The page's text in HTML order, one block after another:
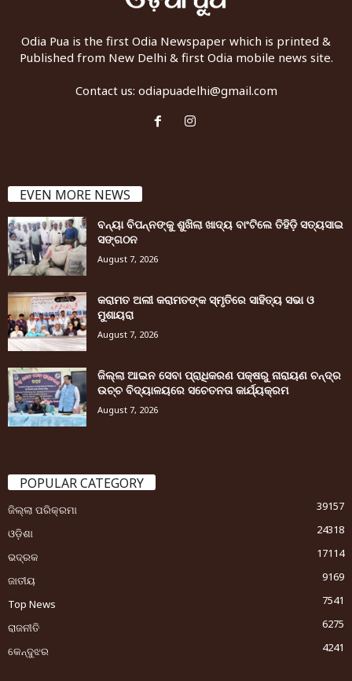
Odia Pua is the first Odia Newspaper which is printed &
Published from New Delhi & first Odia mobile news site.
Contact us: odiapuadelhi@gmail.com
EVEN MORE NEWS
ବନ୍ୟା ବିପନ୍ନଙ୍କୁ ଶୁଖିଲା ଖାଦ୍ୟ ବାଂଟିଲେ ତିହିଡି଼ ସତ୍ୟସାଇ
ସଙ୍ଗଠନ
August 7, 2026
କରାମତ ଅଲୀ କରାମତଙ୍କ ସ୍ମୃତିରେ ସାହିତ୍ୟ ସଭା ଓ
ମୁଶାୟରା
August 7, 2026
ଜିଲ୍ଲା ଆଇନ ସେବା ପ୍ରାଧିକରଣ ପକ୍ଷରୁ ନାରାୟଣ ଚନ୍ଦ୍ର
ଉଚ୍ଚ ବିଦ୍ୟାଳୟରେ ସଚେତନତା କାର୍ଯ୍ୟକ୍ରମ
August 7, 2026
POPULAR CATEGORY
ଜିଲ୍ଲା ପରିକ୍ରମା
39157
ଓଡ଼ିଶା
24318
ଭଦ୍ରକ
17114
ଜାତୀୟ
9169
Top News
7541
ରାଜନୀତି
6275
କେନ୍ଦୁଝର
4241